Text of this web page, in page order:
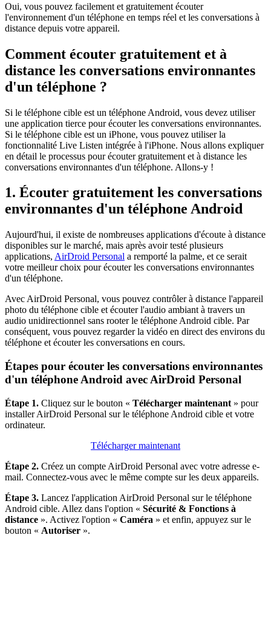
Oui, vous pouvez facilement et gratuitement écouter
l'environnement d'un téléphone en temps réel et les conversations à
distance depuis votre appareil.
Comment écouter gratuitement et à
distance les conversations environnantes
d'un téléphone ?
Si le téléphone cible est un téléphone Android, vous devez utiliser
une application tierce pour écouter les conversations environnantes.
Si le téléphone cible est un iPhone, vous pouvez utiliser la
fonctionnalité Live Listen intégrée à l'iPhone. Nous allons expliquer
en détail le processus pour écouter gratuitement et à distance les
conversations environnantes d'un téléphone. Allons-y !
1. Écouter gratuitement les conversations
environnantes d'un téléphone Android
Aujourd'hui, il existe de nombreuses applications d'écoute à distance
disponibles sur le marché, mais après avoir testé plusieurs
applications, AirDroid Personal a remporté la palme, et ce serait
votre meilleur choix pour écouter les conversations environnantes
d'un téléphone.
Avec AirDroid Personal, vous pouvez contrôler à distance l'appareil
photo du téléphone cible et écouter l'audio ambiant à travers un
audio unidirectionnel sans rooter le téléphone Android cible. Par
conséquent, vous pouvez regarder la vidéo en direct des environs du
téléphone et écouter les conversations en cours.
Étapes pour écouter les conversations environnantes
d'un téléphone Android avec AirDroid Personal
Étape 1. Cliquez sur le bouton « Télécharger maintenant » pour
installer AirDroid Personal sur le téléphone Android cible et votre
ordinateur.
Télécharger maintenant
Étape 2. Créez un compte AirDroid Personal avec votre adresse e-
mail. Connectez-vous avec le même compte sur les deux appareils.
Étape 3. Lancez l'application AirDroid Personal sur le téléphone
Android cible. Allez dans l'option « Sécurité & Fonctions à
distance ». Activez l'option « Caméra » et enfin, appuyez sur le
bouton « Autoriser ».